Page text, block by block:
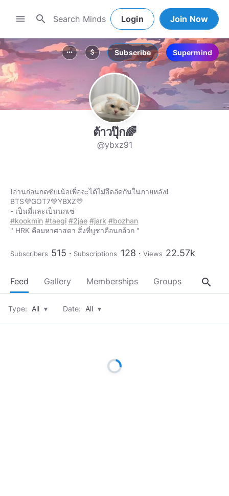
menu search Login Join Now
more_horiz attach_money Subscribe Supermind
ต้าวปุ๊ก🌈
@ybxz91
❗อ่านก่อนกดซับเน้อเพื่อจะได้ไม่อึดอัดกันในภายหลัง❗
BTS💜GOT7💚YBXZ💛
#kookmin #taegi #2jae #jark #bozhan
" HRK คือมหาศาสดา สิ่งที่บูชาคือนกอ้วก "
Subscribers 515 Subscriptions 128 Views 22.57k
Feed Gallery Memberships Groups About
search
Type: All ▾ Date: All ▾